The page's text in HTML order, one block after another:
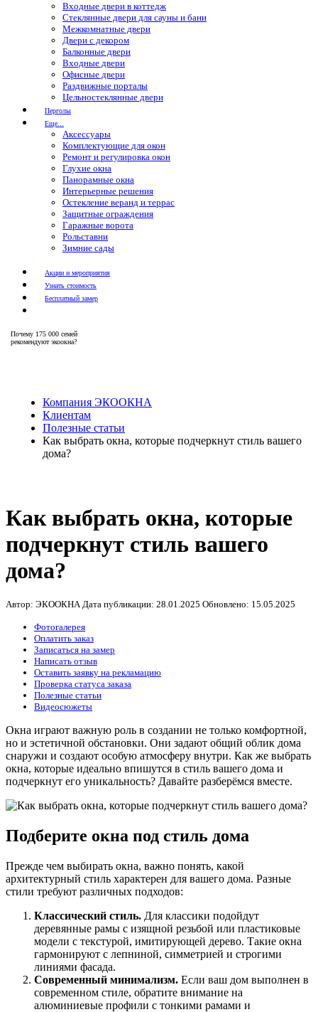
Входные двери в коттедж
Стеклянные двери для сауны и бани
Межкомнатные двери
Двери с декором
Балконные двери
Входные двери
Офисные двери
Раздвижные порталы
Цельностеклянные двери
Перголы
Еще...
Аксессуары
Комплектующие для окон
Ремонт и регулировка окон
Глухие окна
Панорамные окна
Интерьерные решения
Остекление веранд и террас
Защитные ограждения
Гаражные ворота
Рольставни
Зимние сады
Акции и мероприятия
Узнать стоимость
Бесплатный замер
Почему 175 000 семей
рекомендуют экоокна?
Компания ЭКООКНА
Клиентам
Полезные статьи
Как выбрать окна, которые подчеркнут стиль вашего
дома?
Как выбрать окна, которые
подчеркнут стиль вашего
дома?
Автор: ЭКООКНА Дата публикации: 28.01.2025 Обновлено: 15.05.2025
Фотогалерея
Оплатить заказ
Записаться на замер
Написать отзыв
Оставить заявку на рекламацию
Проверка статуса заказа
Полезные статьи
Видеосюжеты
Окна играют важную роль в создании не только комфортной,
но и эстетичной обстановки. Они задают общий облик дома
снаружи и создают особую атмосферу внутри. Как же выбрать
окна, которые идеально впишутся в стиль вашего дома и
подчеркнут его уникальность? Давайте разберёмся вместе.
Подберите окна под стиль дома
Прежде чем выбирать окна, важно понять, какой
архитектурный стиль характерен для вашего дома. Разные
стили требуют различных подходов:
Классический стиль. Для классики подойдут
деревянные рамы с изящной резьбой или пластиковые
модели с текстурой, имитирующей дерево. Такие окна
гармонируют с лепниной, симметрией и строгими
линиями фасада.
Современный минимализм. Если ваш дом выполнен в
современном стиле, обратите внимание на
алюминиевые профили с тонкими рамами и